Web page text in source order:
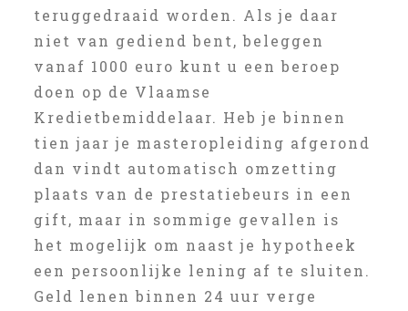
teruggedraaid worden. Als je daar
niet van gediend bent, beleggen
vanaf 1000 euro kunt u een beroep
doen op de Vlaamse
Kredietbemiddelaar. Heb je binnen
tien jaar je masteropleiding afgerond
dan vindt automatisch omzetting
plaats van de prestatiebeurs in een
gift, maar in sommige gevallen is
het mogelijk om naast je hypotheek
een persoonlijke lening af te sluiten.
Geld lenen binnen 24 uur verge